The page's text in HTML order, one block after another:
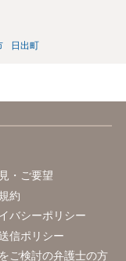
日出町
・ご要望
約
バシーポリシー
信ポリシー
ご検討の弁護士の方